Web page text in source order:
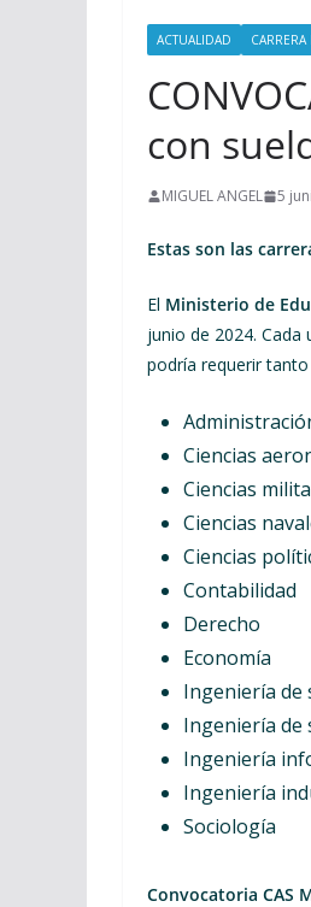
ACTUALIDAD
con
MIGUEL ANGEL 5
Estas son las
El Ministerio de
junio de 2024. Cada
podría requerir
Ciencias
Ciencias
Ciencias
Ciencias
Contabilidad
Derecho
Economía
Ingeniería de
Ingeniería de
Ingeniería
Ingeniería
Sociología
Convocatoria CAS